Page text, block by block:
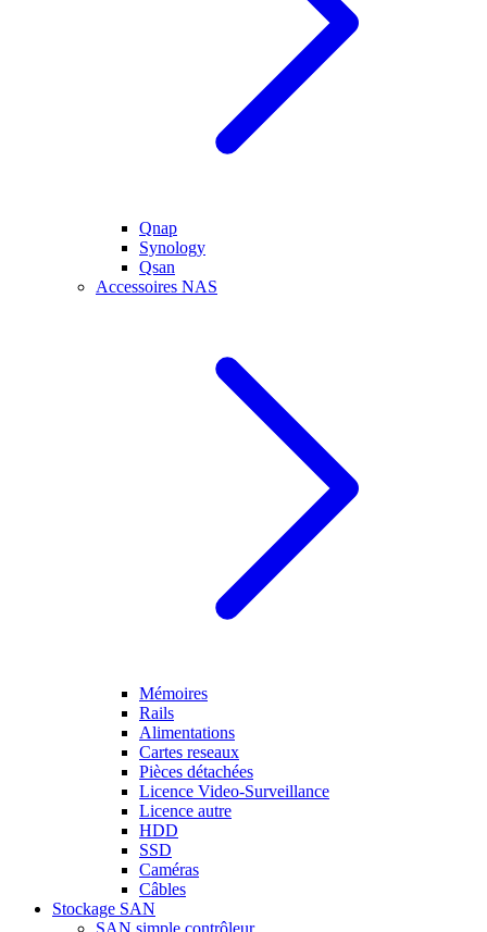
Qnap
Synology
Qsan
Accessoires NAS
Mémoires
Rails
Alimentations
Cartes reseaux
Pièces détachées
Licence Video-Surveillance
Licence autre
HDD
SSD
Caméras
Câbles
Stockage SAN
SAN simple contrôleur